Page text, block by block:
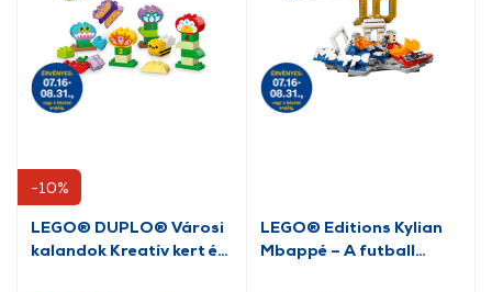
-10%
LEGO® DUPLO® Városi
kalandok Kreatív kert és
LEGO® Editions Kylian
Mbappé – A futball